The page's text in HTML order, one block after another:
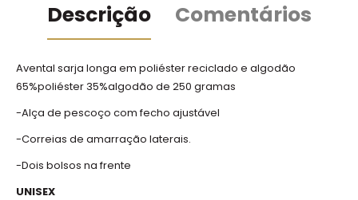
Descrição Comentários
Avental sarja longa em poliéster reciclado e algodão
65%poliéster 35%algodão de 250 gramas
-Alça de pescoço com fecho ajustável
-Correias de amarração laterais.
-Dois bolsos na frente
UNISEX